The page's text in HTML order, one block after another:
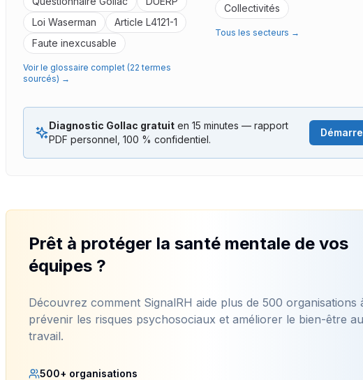
Loi Waserman
Article L4121-1
Faute inexcusable
Voir le glossaire complet (22 termes
sourcés) →
Collectivités
Tous les secteurs →
Diagnostic Gollac gratuit en 15 minutes — rapport
PDF personnel, 100 % confidentiel.
Prêt à protéger la santé mentale de vos
équipes ?
Découvrez comment SignalRH aide plus de 500 organisations
prévenir les risques psychosociaux et améliorer le bien-être au
travail.
500+ organisations